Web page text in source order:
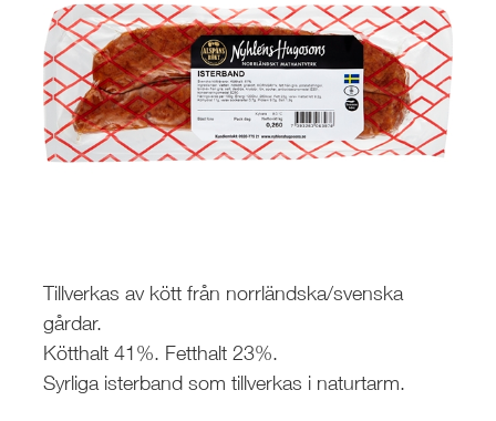
Tillverkas av kött från norrländska/svenska
gårdar.
Kötthalt 41%. Fetthalt 23%.
Syrliga isterband som tillverkas i naturtarm.